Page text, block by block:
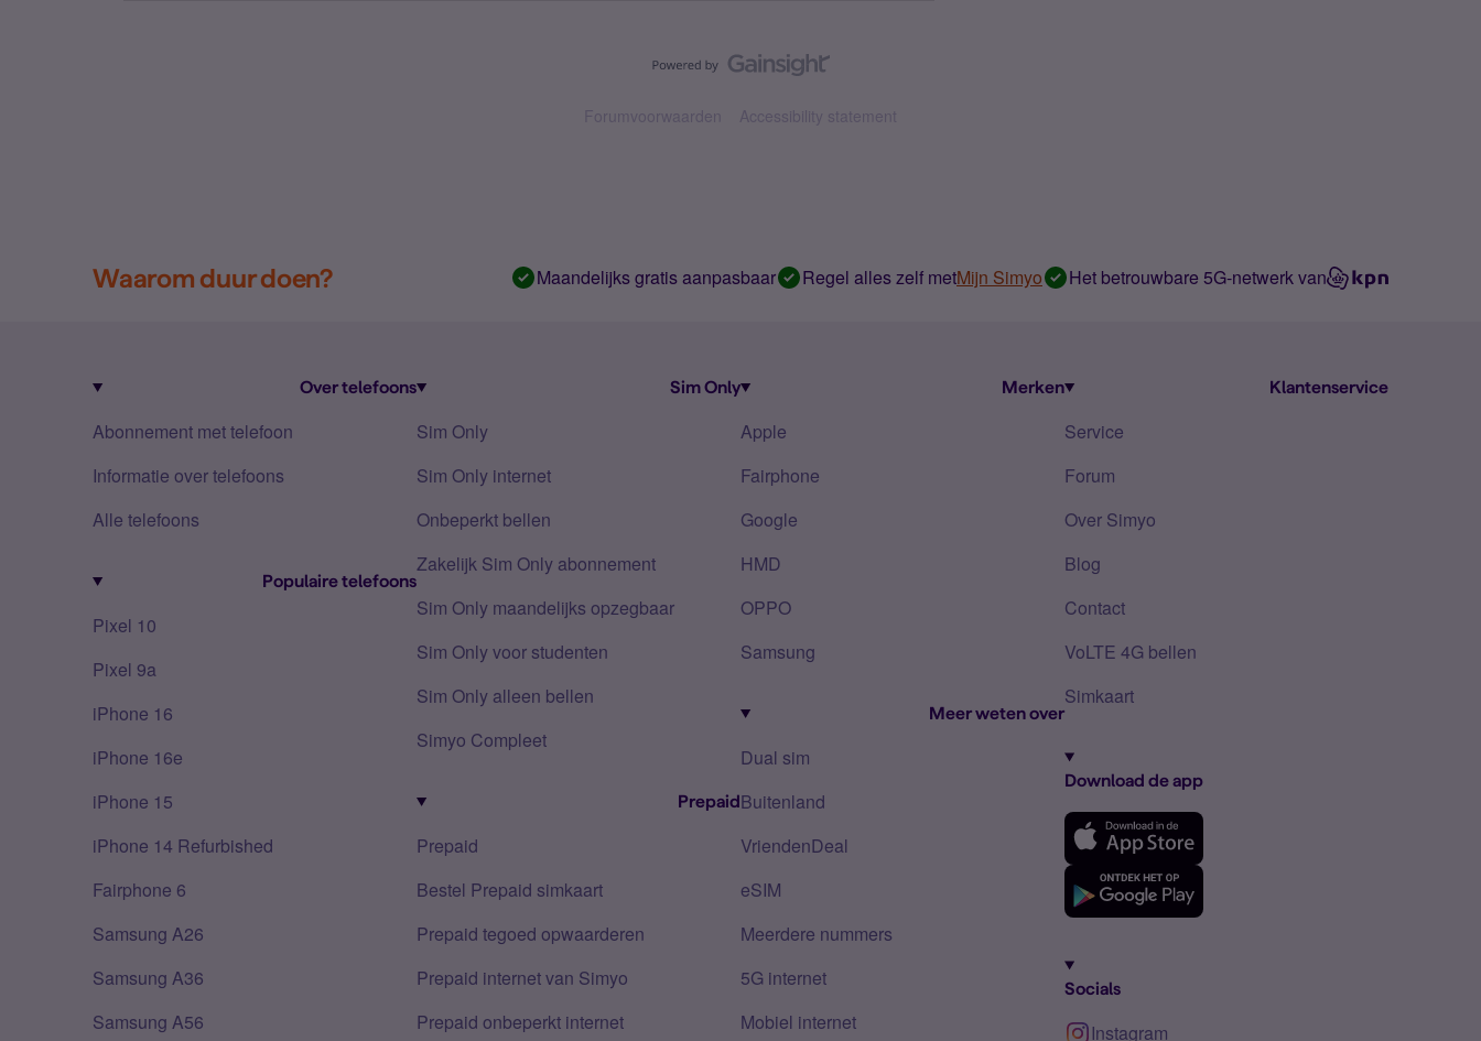
Forumvoorwaarden Accessibility statement
Waarom duur doen? Maandelijks gratis aanpasbaar Regel alles zelf metMijn Simyo Het betrouwbare 5G-netwerk van
Over telefoons
Abonnement met telefoon
Informatie over telefoons
Alle telefoons
Populaire telefoons
Pixel 10
Pixel 9a
iPhone 16
iPhone 16e
iPhone 15
iPhone 14 Refurbished
Fairphone 6
Samsung A26
Samsung A36
Samsung A56
Sim Only
Sim Only
Sim Only internet
Onbeperkt bellen
Zakelijk Sim Only abonnement
Sim Only maandelijks opzegbaar
Sim Only voor studenten
Sim Only alleen bellen
Simyo Compleet
Prepaid
Prepaid
Bestel Prepaid simkaart
Prepaid tegoed opwaarderen
Prepaid internet van Simyo
Prepaid onbeperkt internet
Merken
Apple
Fairphone
Google
HMD
OPPO
Samsung
Meer weten over
Dual sim
Buitenland
VriendenDeal
eSIM
Meerdere nummers
5G internet
Mobiel internet
Klantenservice
Service
Forum
Over Simyo
Blog
Contact
VoLTE 4G bellen
Simkaart
Download de app
Socials
Instagram